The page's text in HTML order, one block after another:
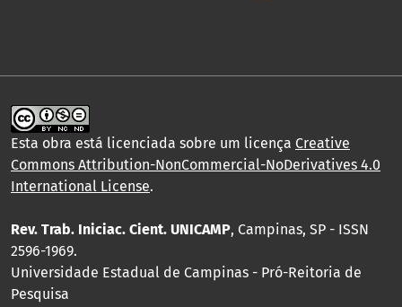
Esta obra está licenciada sobre um licença Creative
Commons Attribution-NonCommercial-NoDerivatives 4.0
International License.
Rev. Trab. Iniciac. Cient. UNICAMP, Campinas, SP - ISSN
2596-1969.
Universidade Estadual de Campinas - Pró-Reitoria de
Pesquisa